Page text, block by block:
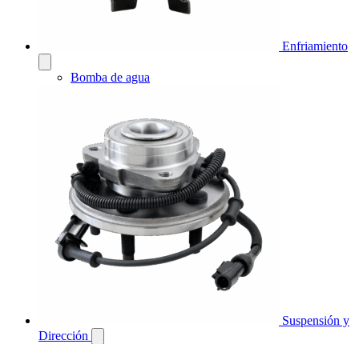
Enfriamiento
Bomba de agua
Suspensión y
Dirección